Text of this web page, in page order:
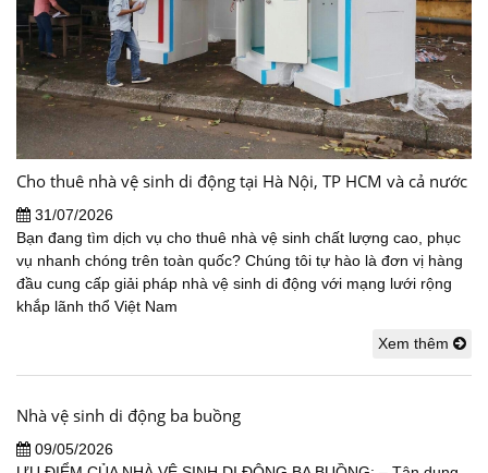
Cho thuê nhà vệ sinh di động tại Hà Nội, TP HCM và cả nước
31/07/2026
Bạn đang tìm dịch vụ cho thuê nhà vệ sinh chất lượng cao, phục
vụ nhanh chóng trên toàn quốc? Chúng tôi tự hào là đơn vị hàng
đầu cung cấp giải pháp nhà vệ sinh di động với mạng lưới rộng
khắp lãnh thổ Việt Nam
Xem thêm
Nhà vệ sinh di động ba buồng
09/05/2026